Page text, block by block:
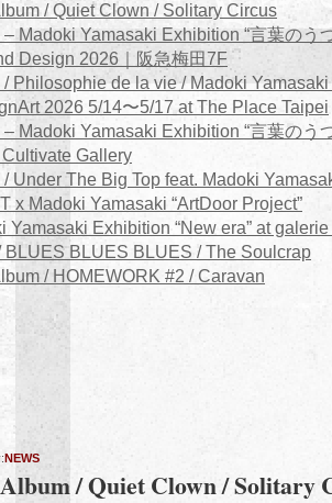
/ Quiet Clown / Solitary Circus
Madoki Yamasaki Exhibition “言葉のう
Design 2026｜阪急梅田7F
Philosophie de la vie / Madoki
2026 5/14〜5/17 at The Place Taipei
– Madoki Yamasaki Exhibition “言葉のう
Gallery
Under The Big Top feat. Madoki
x Madoki Yamasaki “ArtDoor Project”
Yamasaki Exhibition “New era” at
BLUES BLUES BLUES / The Soulcrap
/ HOMEWORK #2 / Caravan
NEWS
/ Quiet Clown / Solitary